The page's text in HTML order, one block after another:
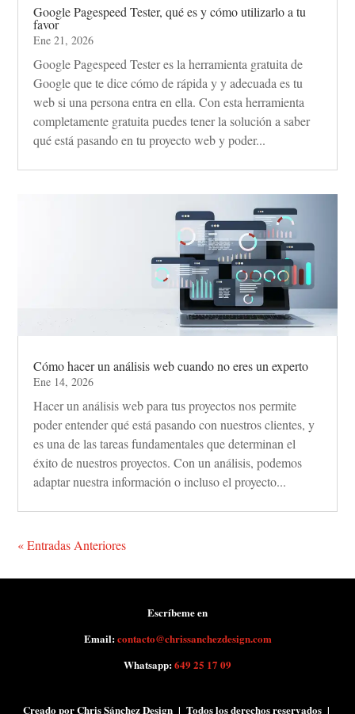
Google Pagespeed Tester, qué es y cómo utilizarlo a tu
favor
Ene 21, 2026
Google Pagespeed Tester es la herramienta gratuita de
Google que te dice cómo de rápida y y adecuada es tu
web si una persona entra en ella. Con esta herramienta
completamente gratuita puedes tener la solución a saber
qué está pasando en tu proyecto web y poder...
Cómo hacer un análisis web cuando no eres un experto
Ene 14, 2026
Hacer un análisis web para tus proyectos nos permite
poder entender qué está pasando con nuestros clientes, y
es una de las tareas fundamentales que determinan el
éxito de nuestros proyectos. Con un análisis, podemos
adaptar nuestra información o incluso el proyecto...
« Entradas Anteriores
Creado por Chris Sánchez Design | Todos los derechos reservados |
Escríbeme en
Email:contacto@chrissanchezdesign.com
Whatsapp:649 25 17 09